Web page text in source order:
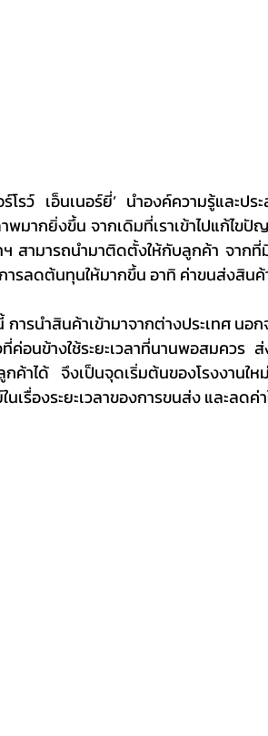
พมากยิ่งขึ้น จากเดิมที่เราเข้าไปแก้ไ
สามารถนำมาติดตั้งให้กับลูกค้า จาก
ารลดต้นทุนให้มากขึ้น อาทิ ค่าขนส่งสิน
ค่อนข้างใช้ระยะเวลาที่นานพอสมควร
กค้าได้ จึงเป็นจุดเริ่มต้นของโรงงานใ
นเรื่องระยะเวลาของการขนส่ง และลดค่